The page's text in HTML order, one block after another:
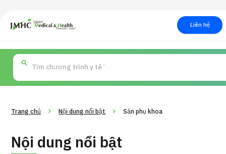
Trung tâm Du lịch Y tế & Sức khỏe Nhật Bản (JMHC) Liên hệ
Về Japan Medical
Tìm theo
bộ phận /
Tìm theo xét nghiệm /
phương pháp /cách
y học
PICK UP PROGRAM
Trang chủ Nội dung nổi bật Sản phụ khoa
Nội dung nổi bật